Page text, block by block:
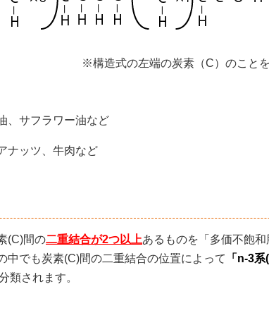
※構造式の左端の炭素（C）のこと
、サフラワー油など
ナッツ、牛肉など
(C)間の二重結合が2つ以上あるものを「多価不飽
中でも炭素(C)間の二重結合の位置によって
「n-3
類されます。